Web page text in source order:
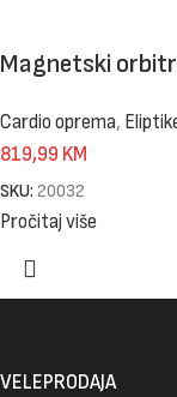
Magnetski
Cardio oprema,
819,99 KM
SKU: 20032
Pročitaj više
VELEPRODAJA